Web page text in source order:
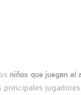
niños que juegan al
principales